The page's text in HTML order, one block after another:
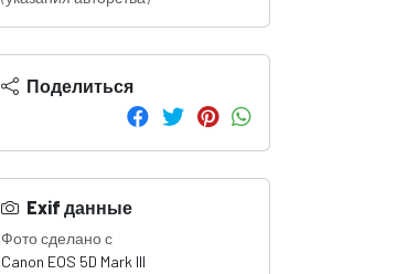
Поделиться
Exif данные
Фото сделано с
Canon EOS 5D Mark III